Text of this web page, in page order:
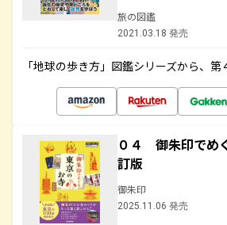
旅の図鑑
2021.03.18 発売
「地球の歩き方」図鑑シリーズから、第
０４ 御朱印でめ
訂版
御朱印
2025.11.06 発売